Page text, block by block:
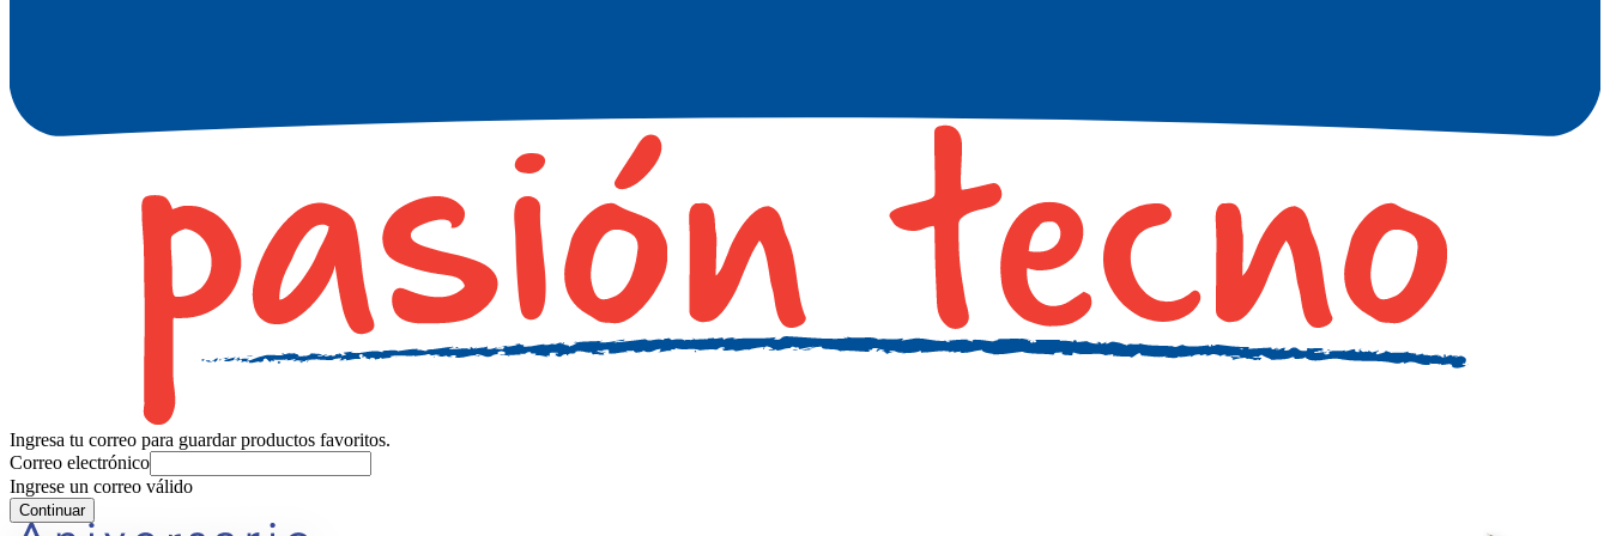
Ingresa tu correo para guardar productos favoritos.
Correo electrónico
Ingrese un correo válido
Continuar